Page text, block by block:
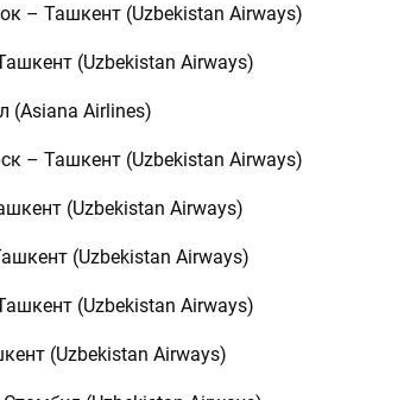
– Ташкент (Uzbekistan Airways)
(Uzbekistan Airways)
(Asiana Airlines)
– Ташкент (Uzbekistan Airways)
(Uzbekistan Airways)
(Uzbekistan Airways)
(Uzbekistan Airways)
(Uzbekistan Airways)